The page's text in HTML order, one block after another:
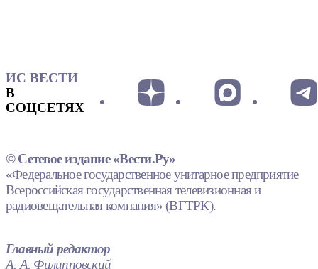
ИС ВЕСТИ
В
СОЦСЕТЯХ
© Сетевое издание «Вести.Ру»
«Федеральное государственное унитарное предприятие
Всероссийская государственная телевизионная и
радиовещательная компания» (ВГТРК).
Главный редактор
А. А. Филипповский